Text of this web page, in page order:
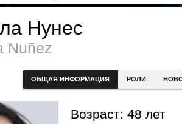
Нунес
Nuñez
ОБЩАЯ ИНФОРМАЦИЯ РОЛИ
Возраст: 48 лет